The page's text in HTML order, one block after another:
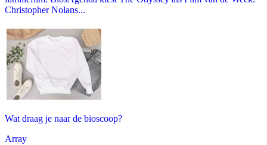
Christopher Nolans...
Wat draag je naar de bioscoop?
Array